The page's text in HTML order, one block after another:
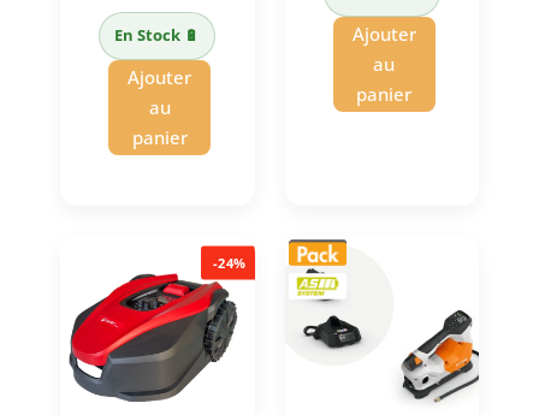
était :
229,00 €.
actuel
est :
En Stock 🔋
Ajouter
au
panier
169,00 €.
est :
Ajouter
au
panier
-24%